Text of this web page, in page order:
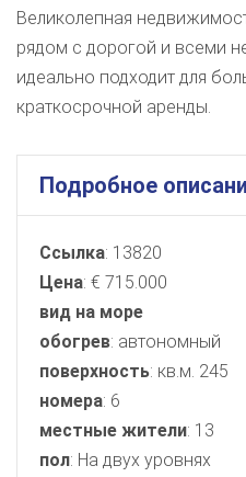
Великолепная
рядом с дорогой и всеми
идеально подходит для
краткосрочной аренды.
Подробное
Ссылка: 13820
Цена: € 715.000
вид на море
обогрев: автономный
поверхность: кв.м. 245
номера: 6
местные жители: 13
пол: На двух уровнях